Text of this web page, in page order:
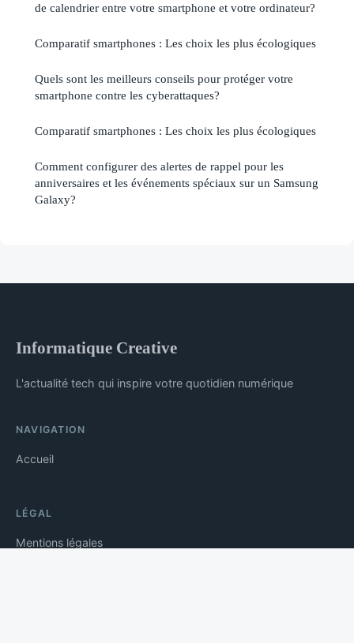
de calendrier entre votre smartphone et votre ordinateur?
Comparatif smartphones : Les choix les plus écologiques
Quels sont les meilleurs conseils pour protéger votre
smartphone contre les cyberattaques?
Comparatif smartphones : Les choix les plus écologiques
Comment configurer des alertes de rappel pour les
anniversaires et les événements spéciaux sur un Samsung
Galaxy?
Informatique Creative
L'actualité tech qui inspire votre quotidien numérique
NAVIGATION
Accueil
LÉGAL
Mentions légales